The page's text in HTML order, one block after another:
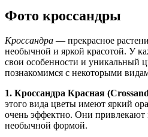
Фото кроссандры
Кроссандра — прекрасное
необычной и яркой красотой. У
свои особенности и уникальный
познакомимся с некоторыми
1. Кроссандра Красная
этого вида цветы имеют яркий
очень эффектно. Они привлекают
необычной формой.